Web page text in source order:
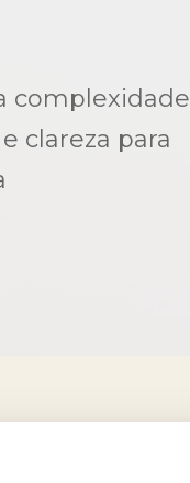
complexidade
clareza para